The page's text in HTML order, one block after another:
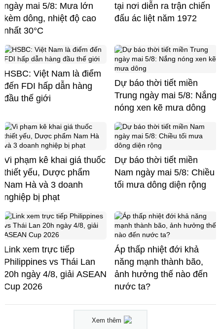
ngày mai 5/8: Mưa lớn
kèm dông, nhiệt độ cao
nhất 30°C
tại nơi diễn ra trận chiến
đấu ác liệt năm 1972
HSBC: Việt Nam là điểm
đến FDI hấp dẫn hàng
đầu thế giới
Dự báo thời tiết miền
Trung ngày mai 5/8: Nắng
nóng xen kẽ mưa dông
Vi phạm kê khai giá thuốc
thiết yếu, Dược phẩm
Nam Hà và 3 doanh
nghiệp bị phạt
Dự báo thời tiết miền
Nam ngày mai 5/8: Chiều
tối mưa dông diện rộng
Link xem trực tiếp
Philippines vs Thái Lan
20h ngày 4/8, giải ASEAN
Cup 2026
Áp thấp nhiệt đới khả
năng mạnh thành bão,
ảnh hưởng thế nào đến
nước ta?
Xem thêm